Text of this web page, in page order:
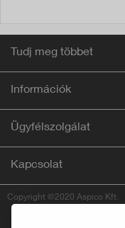
Tudj meg többet
Információk
Ügyfélszolgálat
Kapcsolat
Copyright ©2020 Aspico Kft.